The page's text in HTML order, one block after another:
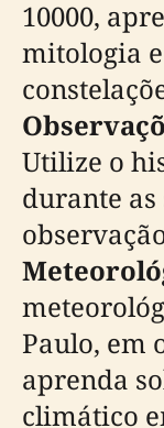
10000,
mitologia
Utilize o
durante as
Paulo, em
aprenda
climático